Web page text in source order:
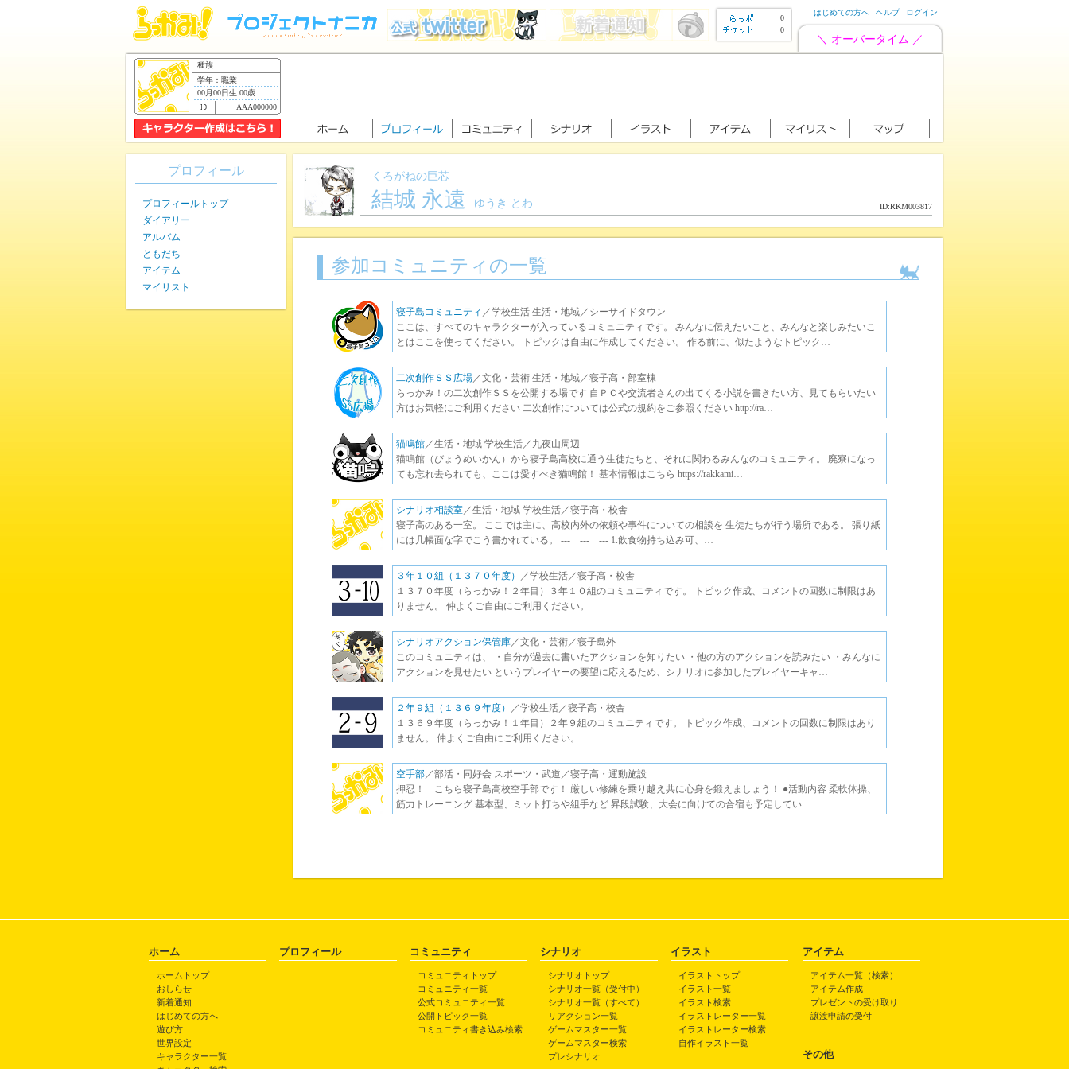
0
0
はじめての方へ ヘルプ ログイン
＼ オーバータイム ／
種族
学年：職業
00月00日生 00歳
AAA000000
くろがねの巨芯
結城 永遠 ゆうき とわ ID:RKM003817
参加コミュニティの一覧
寝子島コミュニティ ／学校生活 生活・地域／シーサイドタウン
ここは、すべてのキャラクターが入っているコミュニティです。 みんなに伝えたいこと、みんなと楽しみたいこ
とはここを使ってください。 トピックは自由に作成してください。 作る前に、似たようなトピック…
二次創作ＳＳ広場／文化・芸術 生活・地域／寝子高・部室棟
らっかみ！の二次創作ＳＳを公開する場です 自ＰＣや交流者さんの出てくる小説を書きたい方、見てもらいたい
方はお気軽にご利用ください 二次創作については公式の規約をご参照ください http://ra…
猫鳴館／生活・地域 学校生活／九夜山周辺
猫鳴館（びょうめいかん）から寝子島高校に通う生徒たちと、それに関わるみんなのコミュニティ。 廃寮になっ
ても忘れ去られても、ここは愛すべき猫鳴館！ 基本情報はこちら https://rakkami…
シナリオ相談室／生活・地域 学校生活／寝子高・校舎
寝子高のある一室。 ここでは主に、高校内外の依頼や事件についての相談を 生徒たちが行う場所である。 張り紙
には几帳面な字でこう書かれている。 --- --- --- 1.飲食物持ち込み可、…
３年１０組（１３７０年度）
／学校生活／寝子高・校舎
１３７０年度（らっかみ！２年目）３年１０組のコミュニティです。 トピック作成、コメントの回数に制限はあ
りません。 仲よくご自由にご利用ください。
シナリオアクション保管庫／文化・芸術／寝子島外
このコミュニティは、 ・自分が過去に書いたアクションを知りたい ・他の方のアクションを読みたい ・みんなに
アクションを見せたい というプレイヤーの要望に応えるため、シナリオに参加したプレイヤーキャ…
２年９組（１３６９年度）
／学校生活／寝子高・校舎
１３６９年度（らっかみ！１年目）２年９組のコミュニティです。 トピック作成、コメントの回数に制限はあり
ません。 仲よくご自由にご利用ください。
空手部／部活・同好会 スポーツ・武道／寝子高・運動施設
押忍！ こちら寝子島高校空手部です！ 厳しい修練を乗り越え共に心身を鍛えましょう！ ●活動内容 柔軟体操、
筋力トレーニング 基本型、ミット打ちや組手など 昇段試験、大会に向けての合宿も予定してい…
プロフィール
プロフィールトップ
ダイアリー
アルバム
ともだち
アイテム
マイリスト
ホーム
ホームトップ
おしらせ
新着通知
はじめての方へ
遊び方
世界設定
キャラクター一覧
プロフィール コミュニティ
コミュニティトップ
コミュニティ一覧
公式コミュニティ一覧
公開トピック一覧
コミュニティ書き込み検索
シナリオ
シナリオトップ
シナリオ一覧（受付中）
シナリオ一覧（すべて）
リアクション一覧
ゲームマスター一覧
ゲームマスター検索
プレシナリオ
イラスト
イラストトップ
イラスト一覧
イラスト検索
イラストレーター一覧
イラストレーター検索
自作イラスト一覧
アイテム
アイテム一覧（検索）
アイテム作成
プレゼントの受け取り
譲渡申請の受付
その他